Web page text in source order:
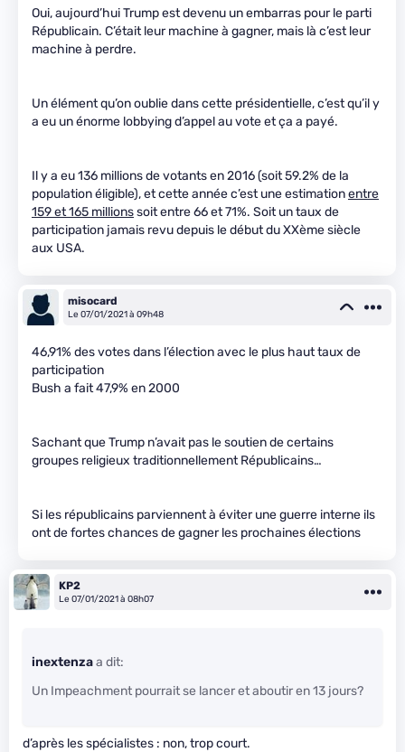
Oui, aujourd’hui Trump est devenu un embarras pour le parti
Républicain. C’était leur machine à gagner, mais là c’est leur
machine à perdre.
Un élément qu’on oublie dans cette présidentielle, c’est qu’il y
a eu un énorme lobbying d’appel au vote et ça a payé.
Il y a eu 136 millions de votants en 2016 (soit 59.2% de la
population éligible), et cette année c’est une estimationentre
159 et 165 millionssoit entre 66 et 71%. Soit un taux de
participation jamais revu depuis le début du XXème siècle
aux USA.
misocard
Le 07/01/2021 à 09h48
46,91% des votes dans l’élection avec le plus haut taux de
participation
Bush a fait 47,9% en 2000
Sachant que Trump n’avait pas le soutien de certains
groupes religieux traditionnellement Républicains…
Si les républicains parviennent à éviter une guerre interne ils
ont de fortes chances de gagner les prochaines élections
KP2
Le 07/01/2021 à 08h07
inextenzaa dit:
Un Impeachment pourrait se lancer et aboutir en 13 jours?
d’après les spécialistes : non, trop court.